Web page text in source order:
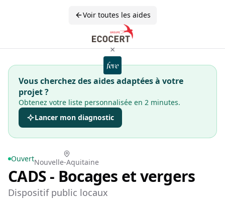
Voir toutes les aides
×
Vous cherchez des aides adaptées à votre
projet ?
Obtenez votre liste personnalisée en 2 minutes.
Lancer mon diagnostic
OuvertNouvelle-Aquitaine
CADS - Bocages et vergers
Dispositif public locaux